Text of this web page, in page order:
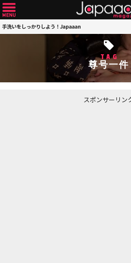
手洗いをしっかりしよう！Japaaan
TAG
尊号一件
スポンサーリン